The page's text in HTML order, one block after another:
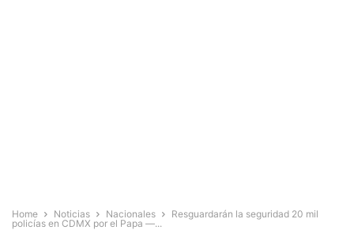
Home Noticias Nacionales
Resguardarán la seguridad 20 mil
policías en CDMX por el Papa —...